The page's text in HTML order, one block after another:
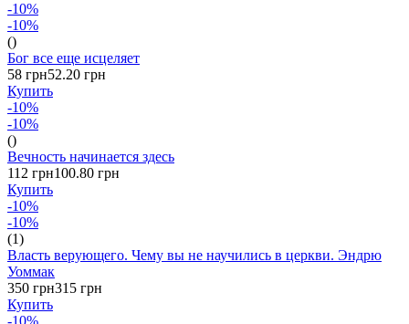
-10%
-10%
()
Бог все еще исцеляет
58 грн52.20 грн
Купить
-10%
-10%
()
Вечность начинается здесь
112 грн100.80 грн
Купить
-10%
-10%
(1)
Власть верующего. Чему вы не научились в церкви. Эндрю
Уоммак
350 грн315 грн
Купить